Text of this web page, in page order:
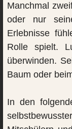
Manchmal
oder nur
Erlebnisse
Rolle spielt.
überwinden.
Baum oder
In den